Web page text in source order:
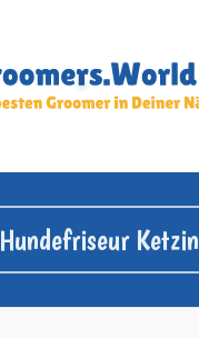
Hundefriseur Ketzin